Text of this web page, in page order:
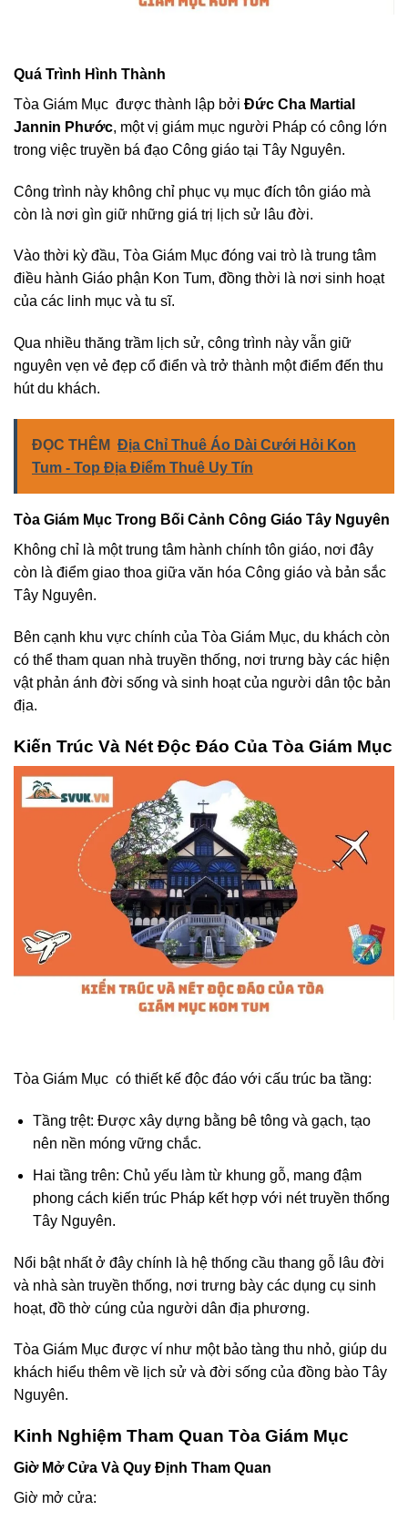
Quá Trình Hình Thành
Tòa Giám Mục được thành lập bởi Đức Cha Martial
Jannin Phước, một vị giám mục người Pháp có công lớn
trong việc truyền bá đạo Công giáo tại Tây Nguyên.
Công trình này không chỉ phục vụ mục đích tôn giáo mà
còn là nơi gìn giữ những giá trị lịch sử lâu đời.
Vào thời kỳ đầu, Tòa Giám Mục đóng vai trò là trung tâm
điều hành Giáo phận Kon Tum, đồng thời là nơi sinh hoạt
của các linh mục và tu sĩ.
Qua nhiều thăng trầm lịch sử, công trình này vẫn giữ
nguyên vẹn vẻ đẹp cổ điển và trở thành một điểm đến thu
hút du khách.
ĐỌC THÊM Địa Chỉ Thuê Áo Dài Cưới Hỏi Kon
Tum - Top Địa Điểm Thuê Uy Tín
Tòa Giám Mục Trong Bối Cảnh Công Giáo Tây Nguyên
Không chỉ là một trung tâm hành chính tôn giáo, nơi đây
còn là điểm giao thoa giữa văn hóa Công giáo và bản sắc
Tây Nguyên.
Bên cạnh khu vực chính của Tòa Giám Mục, du khách còn
có thể tham quan nhà truyền thống, nơi trưng bày các hiện
vật phản ánh đời sống và sinh hoạt của người dân tộc bản
địa.
Kiến Trúc Và Nét Độc Đáo Của Tòa Giám Mục
Tòa Giám Mục có thiết kế độc đáo với cấu trúc ba tầng:
Tầng trệt: Được xây dựng bằng bê tông và gạch, tạo
nên nền móng vững chắc.
Hai tầng trên: Chủ yếu làm từ khung gỗ, mang đậm
phong cách kiến trúc Pháp kết hợp với nét truyền thống
Tây Nguyên.
Nổi bật nhất ở đây chính là hệ thống cầu thang gỗ lâu đời
và nhà sàn truyền thống, nơi trưng bày các dụng cụ sinh
hoạt, đồ thờ cúng của người dân địa phương.
Tòa Giám Mục được ví như một bảo tàng thu nhỏ, giúp du
khách hiểu thêm về lịch sử và đời sống của đồng bào Tây
Nguyên.
Kinh Nghiệm Tham Quan Tòa Giám Mục
Giờ Mở Cửa Và Quy Định Tham Quan
Giờ mở cửa: